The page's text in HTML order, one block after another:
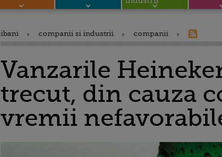
ibani companii si industrii companii
Vanzarile
trecut, din cauza
vremii